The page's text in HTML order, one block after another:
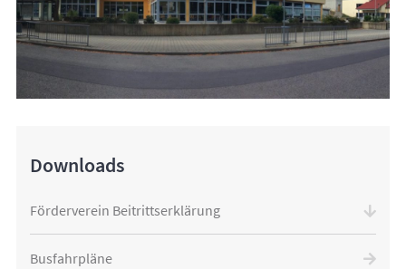
Downloads
Förderverein Beitrittserklärung
Busfahrpläne